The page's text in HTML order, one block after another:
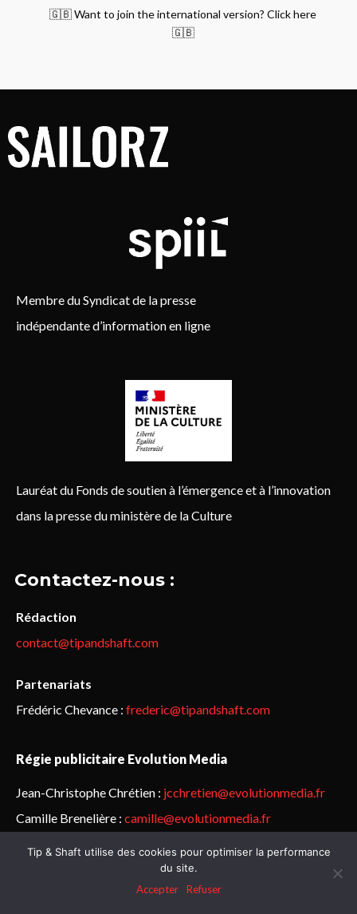
🇬🇧 Want to join the international version? Click here
🇬🇧
Membre du Syndicat de la presse
indépendante d’information en ligne
Lauréat du Fonds de soutien à l’émergence et à l’innovation
dans la presse du ministère de la Culture
Contactez-nous :
Rédaction
contact@tipandshaft.com
Partenariats
Frédéric Chevance : frederic@tipandshaft.com
Régie publicitaire Evolution Media
Jean-Christophe Chrétien : jcchretien@evolutionmedia.fr
Camille Brenelière : camille@evolutionmedia.fr
© Sailorz 2015-2025. Tous droits réservés.Mentions légales &
politique de confidentialité
Tip & Shaft utilise des cookies pour optimiser la performance
du site.
Accepter
Refuser